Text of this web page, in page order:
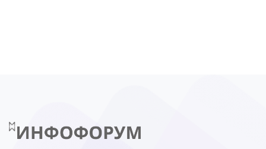
МИНЦИФРЫ РОССИИ NGFW